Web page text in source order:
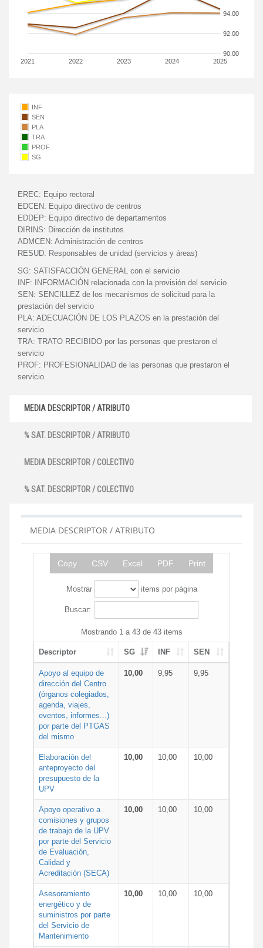
2021 2022 2023 2024 2025
90.00
92.00
94.00
INF
SEN
PLA
TRA
PROF
SG
EREC: Equipo rectoral
EDCEN: Equipo directivo de centros
EDDEP: Equipo directivo de departamentos
DIRINS: Dirección de institutos
ADMCEN: Administración de centros
RESUD: Responsables de unidad (servicios y áreas)
SG: SATISFACCIÓN GENERAL con el servicio
INF:
INFORMACIÓN relacionada con la provisión del servicio
SEN: SENCILLEZ de los mecanismos de solicitud para la
prestación del servicio
PLA: ADECUACIÓN DE LOS PLAZOS en la prestación del
servicio
TRA: TRATO RECIBIDO por las personas que prestaron el
servicio
PROF: PROFESIONALIDAD de las personas que prestaron el
servicio
MEDIA DESCRIPTOR / ATRIBUTO
% SAT. DESCRIPTOR / ATRIBUTO
MEDIA DESCRIPTOR / COLECTIVO
% SAT. DESCRIPTOR / COLECTIVO
MEDIA DESCRIPTOR / ATRIBUTO
Copy CSV Excel PDF Print
Mostrar items por página
Buscar:
Mostrando 1 a 43 de 43 items
Descriptor SG INF SEN
Apoyo al equipo de
dirección del Centro
(órganos colegiados,
agenda, viajes,
eventos, informes...)
por parte del PTGAS
del mismo
10,00 9,95 9,95
Elaboración del
anteproyecto del
presupuesto de la
UPV
10,00 10,00 10,00
Apoyo operativo a
comisiones y grupos
de trabajo de la UPV
por parte del Servicio
de Evaluación,
Calidad y
Acreditación (SECA)
10,00 10,00 10,00
Asesoramiento
energético y de
suministros por parte
del Servicio de
Mantenimiento
10,00 10,00 10,00